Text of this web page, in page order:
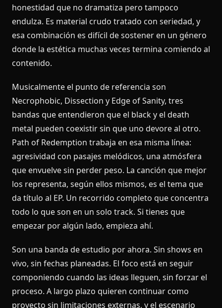
honestidad que no dramatiza pero tampoco
endulza. Es material crudo tratado con seriedad, y
esa combinación es difícil de sostener en un género
donde la estética muchas veces termina comiendo al
contenido.
Musicalmente el punto de referencia son
Necrophobic, Dissection y Edge of Sanity, tres
bandas que entendieron que el black y el death
metal pueden coexistir sin que uno devore al otro.
Path of Redemption trabaja en esa misma línea:
agresividad con pasajes melódicos, una atmósfera
que envuelve sin perder peso. La canción que mejor
los representa, según ellos mismos, es el tema que
da título al EP. Un recorrido completo que concentra
todo lo que son en un solo track. Si tienes que
empezar por algún lado, empieza ahí.
Son una banda de estudio por ahora. Sin shows en
vivo, sin fechas planeadas. El foco está en seguir
componiendo cuando las ideas lleguen, sin forzar el
proceso. A largo plazo quieren continuar como
proyecto sin limitaciones externas, y el escenario